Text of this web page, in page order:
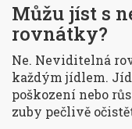
Můžu jíst s
rovnátky?
Ne. Neviditelná
každým jídlem.
poškození nebo
zuby pečlivě